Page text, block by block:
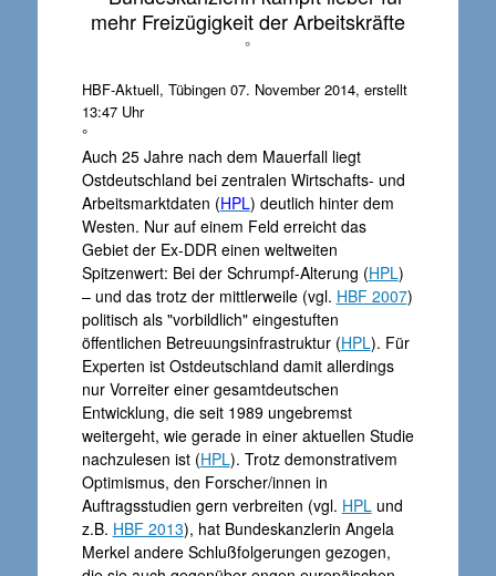
mehr Freizügigkeit der Arbeitskräfte
°
HBF-Aktuell, Tübingen 07. November 2014, erstellt
13:47 Uhr
°
Auch 25 Jahre nach dem Mauerfall liegt
Ostdeutschland bei zentralen Wirtschafts- und
Arbeitsmarktdaten (HPL) deutlich hinter dem
Westen. Nur auf einem Feld erreicht das
Gebiet der Ex-DDR einen weltweiten
Spitzenwert: Bei der Schrumpf-Alterung (HPL)
– und das trotz der mittlerweile (vgl. HBF 2007)
politisch als "vorbildlich" eingestuften
öffentlichen Betreuungsinfrastruktur (HPL). Für
Experten ist Ostdeutschland damit allerdings
nur Vorreiter einer gesamtdeutschen
Entwicklung, die seit 1989 ungebremst
weitergeht, wie gerade in einer aktuellen Studie
nachzulesen ist (HPL). Trotz demonstrativem
Optimismus, den Forscher/innen in
Auftragsstudien gern verbreiten (vgl. HPLund
z.B. HBF 2013), hat Bundeskanzlerin Angela
Merkel andere Schlußfolgerungen gezogen,